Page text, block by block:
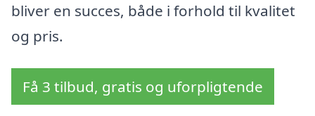
bliver en succes, både i forhold til kvalitet
og pris.
Få 3 tilbud, gratis og uforpligtende